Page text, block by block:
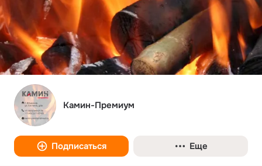
Камин-Премиум
Подписаться Еще